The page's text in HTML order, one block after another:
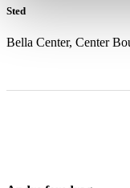
Sted
Bella Center, Center